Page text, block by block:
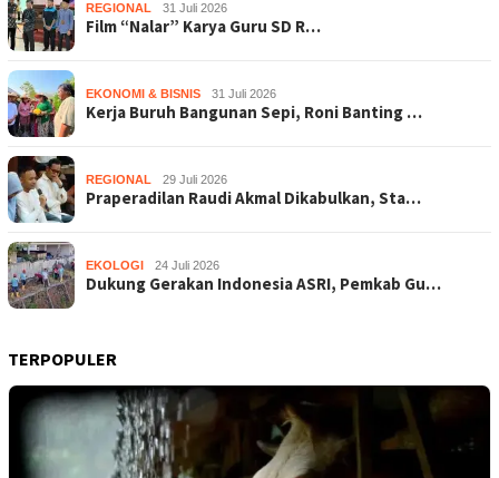
REGIONAL 31 Juli 2026
Film “Nalar” Karya Guru SD R…
EKONOMI & BISNIS 31 Juli 2026
Kerja Buruh Bangunan Sepi, Roni Banting …
REGIONAL 29 Juli 2026
Praperadilan Raudi Akmal Dikabulkan, Sta…
EKOLOGI 24 Juli 2026
Dukung Gerakan Indonesia ASRI, Pemkab Gu…
TERPOPULER